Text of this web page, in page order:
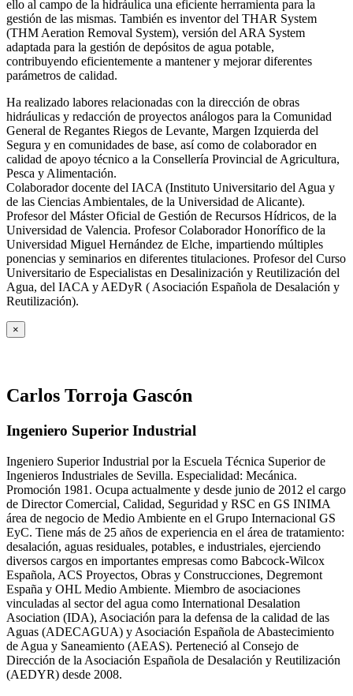
ello al campo de la hidráulica una eficiente herramienta para la
gestión de las mismas. También es inventor del THAR System
(THM Aeration Removal System), versión del ARA System
adaptada para la gestión de depósitos de agua potable,
contribuyendo eficientemente a mantener y mejorar diferentes
parámetros de calidad.
Ha realizado labores relacionadas con la dirección de obras
hidráulicas y redacción de proyectos análogos para la Comunidad
General de Regantes Riegos de Levante, Margen Izquierda del
Segura y en comunidades de base, así como de colaborador en
calidad de apoyo técnico a la Consellería Provincial de Agricultura,
Pesca y Alimentación.
Colaborador docente del IACA (Instituto Universitario del Agua y
de las Ciencias Ambientales, de la Universidad de Alicante).
Profesor del Máster Oficial de Gestión de Recursos Hídricos, de la
Universidad de Valencia. Profesor Colaborador Honorífico de la
Universidad Miguel Hernández de Elche, impartiendo múltiples
ponencias y seminarios en diferentes titulaciones. Profesor del Curso
Universitario de Especialistas en Desalinización y Reutilización del
Agua, del IACA y AEDyR ( Asociación Española de Desalación y
Reutilización).
×
Carlos Torroja Gascón
Ingeniero Superior Industrial
Ingeniero Superior Industrial por la Escuela Técnica Superior de
Ingenieros Industriales de Sevilla. Especialidad: Mecánica.
Promoción 1981. Ocupa actualmente y desde junio de 2012 el cargo
de Director Comercial, Calidad, Seguridad y RSC en GS INIMA
área de negocio de Medio Ambiente en el Grupo Internacional GS
EyC. Tiene más de 25 años de experiencia en el área de tratamiento:
desalación, aguas residuales, potables, e industriales, ejerciendo
diversos cargos en importantes empresas como Babcock-Wilcox
Española, ACS Proyectos, Obras y Construcciones, Degremont
España y OHL Medio Ambiente. Miembro de asociaciones
vinculadas al sector del agua como International Desalation
Asociation (IDA), Asociación para la defensa de la calidad de las
Aguas (ADECAGUA) y Asociación Española de Abastecimiento
de Agua y Saneamiento (AEAS). Perteneció al Consejo de
Dirección de la Asociación Española de Desalación y Reutilización
(AEDYR) desde 2008.